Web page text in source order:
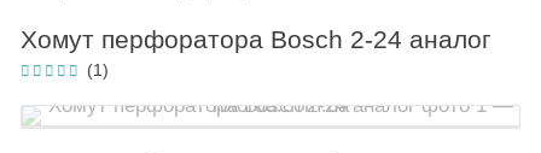
Хомут перфоратора Bosch 2-24 аналог
(1)